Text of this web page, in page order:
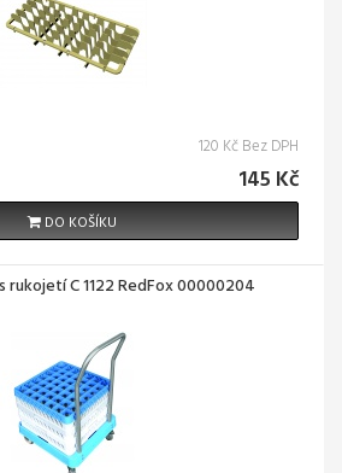
120 Kč Bez DPH
145 Kč
DO KOŠÍKU
rukojetí C 1122 RedFox 00000204